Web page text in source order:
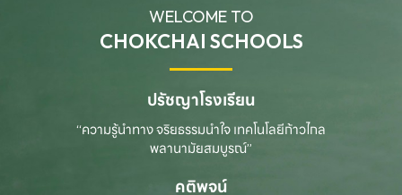
WELCOME TO
CHOKCHAI SCHOOLS
ปรัชญาโรงเรียน
“ความรู้นำทาง จริยธรรมนำใจ เทคโนโลยีก้าวไกล
พลานามัยสมบูรณ์”
คติพจน์